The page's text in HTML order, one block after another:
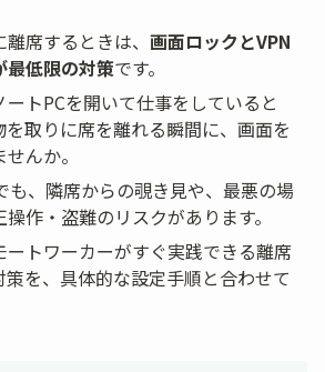
離席するときは、画面ロックとVPN
最低限の対策です。
トPCを開いて仕事をしていると
取りに席を離れる瞬間に、画面を
んか。
も、隣席からの覗き見や、最悪の場
作・盗難のリスクがあります。
ートワーカーがすぐ実践できる離席
を、具体的な設定手順と合わせて